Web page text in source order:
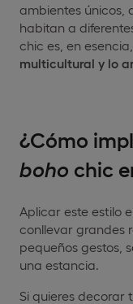
ambientes únicos,
habitan a
chic es, en esencia,
multicultural y lo
¿Cómo
boho chic
Aplicar este estilo
conllevar grandes
pequeños gestos,
una estancia.
Si quieres decorar